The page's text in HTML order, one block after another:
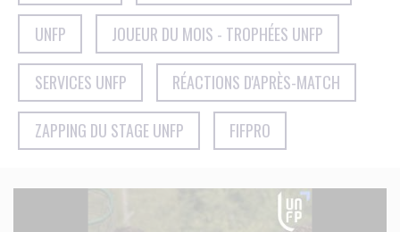
UNFP JOUEUR DU MOIS - TROPHÉES UNFP
SERVICES UNFP RÉACTIONS D'APRÈS-MATCH
ZAPPING DU STAGE UNFP FIFPRO